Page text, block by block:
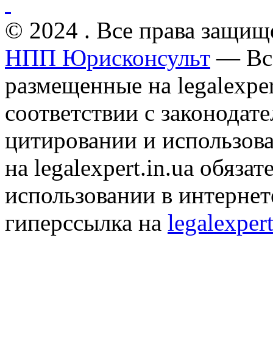
© 2024 . Все права
НПП Юрисконсульт —
размещенные на
соответствии с
цитировании и
на legalexpert.in.ua
использовании в
гиперссылка на